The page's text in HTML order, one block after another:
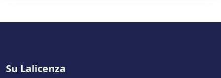
Su Lalicenza